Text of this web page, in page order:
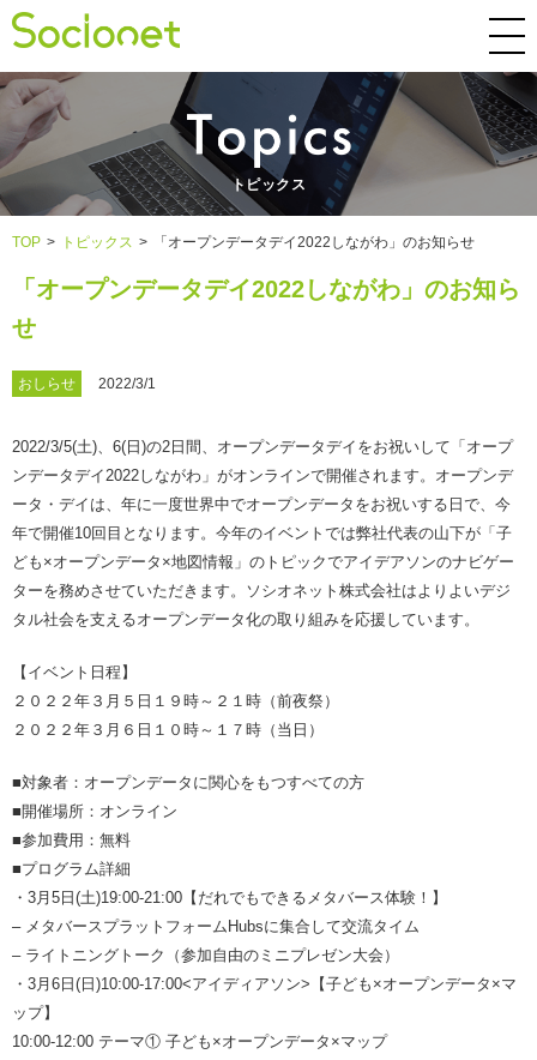
トピックス
TOP > トピックス > 「オープンデータデイ2022しながわ」のお知らせ
「オープンデータデイ2022しながわ」のお知ら
せ
おしらせ 2022/3/1
2022/3/5(土)、6(日)の2日間、オープンデータデイをお祝いして「オープ
ンデータデイ2022しながわ」がオンラインで開催されます。オープンデ
ータ・デイは、年に一度世界中でオープンデータをお祝いする日で、今
年で開催10回目となります。今年のイベントでは弊社代表の山下が「子
ども×オープンデータ×地図情報」のトピックでアイデアソンのナビゲー
ターを務めさせていただきます。ソシオネット株式会社はよりよいデジ
タル社会を支えるオープンデータ化の取り組みを応援しています。
【イベント日程】
２０２２年３月５日１９時～２１時（前夜祭）
２０２２年３月６日１０時～１７時（当日）
■対象者：オープンデータに関心をもつすべての方
■開催場所：オンライン
■参加費用：無料
■プログラム詳細
・3月5日(土)19:00-21:00【だれでもできるメタバース体験！】
– メタバースプラットフォームHubsに集合して交流タイム
– ライトニングトーク（参加自由のミニプレゼン大会）
・3月6日(日)10:00-17:00<アイディアソン>【子ども×オープンデータ×マ
ップ】
10:00-12:00 テーマ① 子ども×オープンデータ×マップ